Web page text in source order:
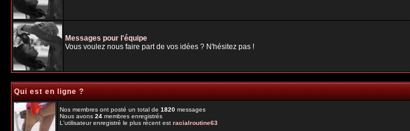
Messages pour l'équipe
Vous voulez nous faire part de vos idées ? N'hésitez pas !
Qui est en ligne ?
Nos membres ont posté un total de1820messages
Nous avons24membres enregistrés
L'utilisateur enregistré le plus récent estracialroutine63